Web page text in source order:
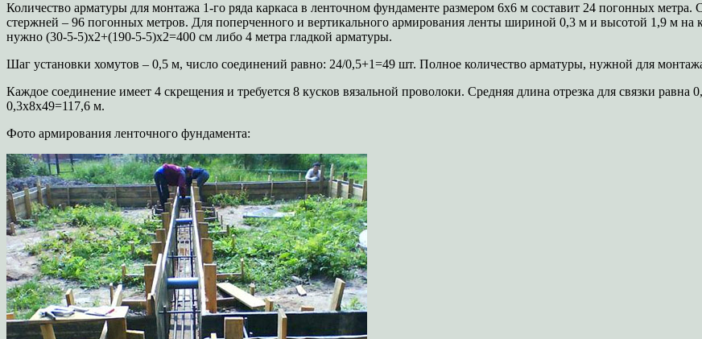
Количество арматуры для монтажа 1-го ряда каркаса в ленточном фундаменте размером 6х6 м составит 24 погонных
стержней – 96 погонных метров. Для поперченного и вертикального армирования ленты шириной 0,3 м и высотой 1,9 м на
нужно (30-5-5)х2+(190-5-5)х2=400 см либо 4 метра гладкой арматуры.
Шаг установки хомутов – 0,5 м, число соединений равно: 24/0,5+1=49 шт. Полное количество арматуры, нужной для
Каждое соединение имеет 4 скрещения и требуется 8 кусков вязальной проволоки. Средняя длина отрезка для связки
0,3х8х49=117,6 м.
Фото армирования ленточного фундамента: